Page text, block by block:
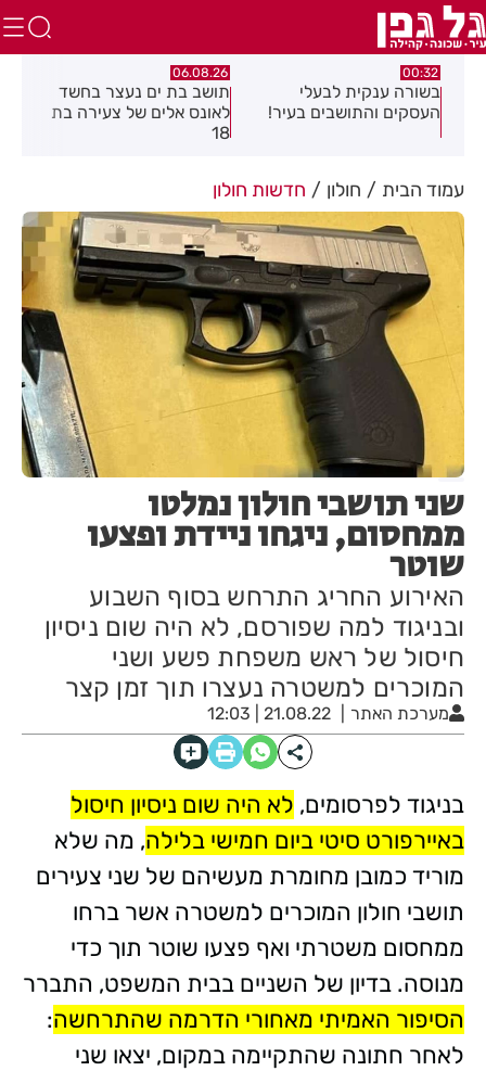
00:32
בשורה ענקית לבעלי
העסקים והתושבים בעיר!
06.08.26
תושב בת ים נעצר בחשד
לאונס אלים של צעירה בת
18
עמוד הבית חולון חדשות חולון
שני תושבי חולון נמלטו
ממחסום, ניגחו ניידת ופצעו
שוטר
האירוע החריג התרחש בסוף השבוע
ובניגוד למה שפורסם, לא היה שום ניסיון
חיסול של ראש משפחת פשע ושני
המוכרים למשטרה נעצרו תוך זמן קצר
מערכת האתר 21.08.22 | 12:03
בניגוד לפרסומים, לא היה שום ניסיון חיסול
באיירפורט סיטי ביום חמישי בלילה, מה שלא
מוריד כמובן מחומרת מעשיהם של שני צעירים
תושבי חולון המוכרים למשטרה אשר ברחו
ממחסום משטרתי ואף פצעו שוטר תוך כדי
מנוסה. בדיון של השניים בבית המשפט, התברר
הסיפור האמיתי מאחורי הדרמה שהתרחשה:
לאחר חתונה שהתקיימה במקום, יצאו שני